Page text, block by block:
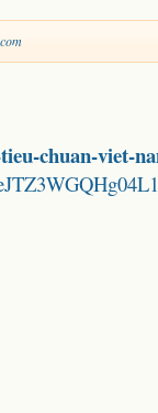
chuan-viet-